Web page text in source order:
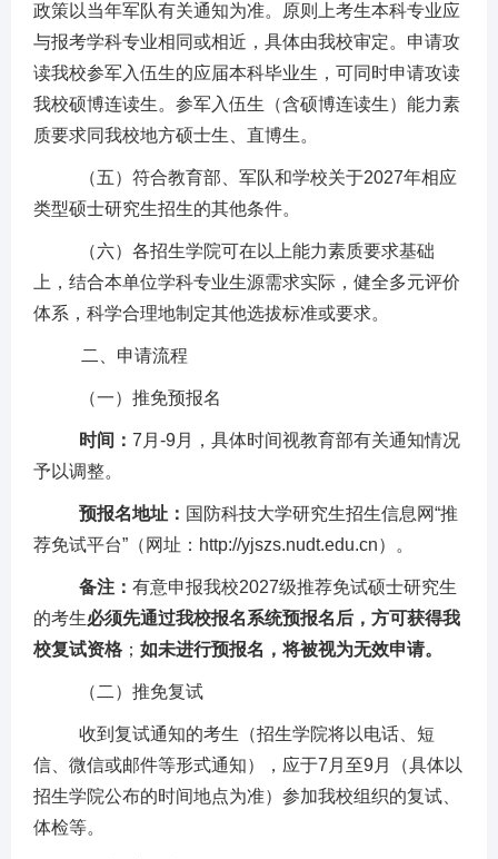
政策以当年军队有关通知为准。原则上考生本科专业应
与报考学科专业相同或相近，具体由我校审定。申请攻
读我校参军入伍生的应届本科毕业生，可同时申请攻读
我校硕博连读生。参军入伍生（含硕博连读生）能力素
质要求同我校地方硕士生、直博生。
（五） 符合教育部、军队和学校关于2027年相应
类型硕士研究生招生的其他条件。
（六）各招生学院可在以上能力素质要求基础
上，结合本单位学科专业生源需求实际，健全多元评价
体系，科学合理地制定其他选拔标准或要求。
二、 申请流程
（一）推免预报名
时间： 7月-9月，具体时间视教育部有关通知情况
予以调整。
预报名地址： 国防科技大学研究生招生信息网“推
荐免试平台” （网址： http://yjszs.nudt.edu.cn）。
备注： 有意申报我校2027级推荐免试硕士研究生
的考生必须先通过我校报名系统预报名后，方可获得我
校复试资格 ； 如未进行预报名，将被视为无效申请。
（二）推免复试
收到复试通知的考生（招生学院将以电话、短
信、微信或邮件等形式通知），应于7月至9月（具体以
招生学院公布的时间地点为准）参加我校组织的复试、
体检等。